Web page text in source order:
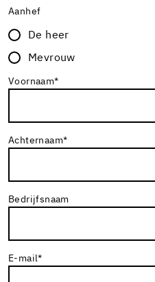
Aanhef
De heer
Mevrouw
Voornaam*
Achternaam*
Bedrijfsnaam
E-mail*